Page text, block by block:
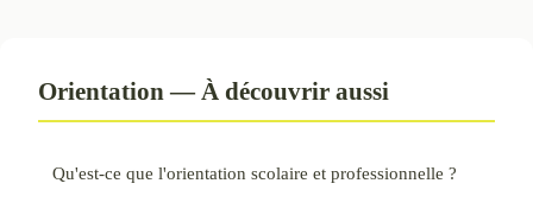
Orientation — À découvrir aussi
Qu'est-ce que l'orientation scolaire et professionnelle ?